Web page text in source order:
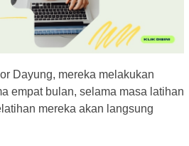
Dayung, mereka melakukan
empat bulan, selama masa latihan
mereka akan langsung